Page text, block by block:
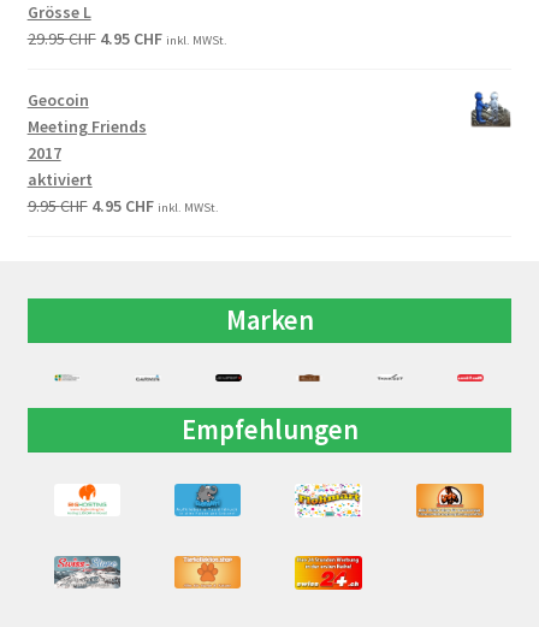
Grösse L
29.95CHF 4.95 CHF inkl. MWSt.
Geocoin
Meeting Friends
2017
aktiviert
9.95CHF 4.95 CHF inkl. MWSt.
Marken
Empfehlungen